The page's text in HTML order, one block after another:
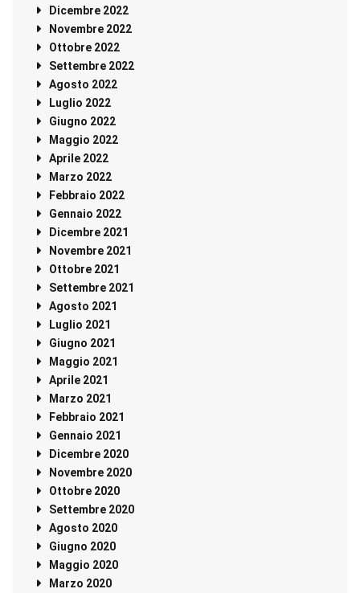
Dicembre 2022
Novembre 2022
Ottobre 2022
Settembre 2022
Agosto 2022
Luglio 2022
Giugno 2022
Maggio 2022
Aprile 2022
Marzo 2022
Febbraio 2022
Gennaio 2022
Dicembre 2021
Novembre 2021
Ottobre 2021
Settembre 2021
Agosto 2021
Luglio 2021
Giugno 2021
Maggio 2021
Aprile 2021
Marzo 2021
Febbraio 2021
Gennaio 2021
Dicembre 2020
Novembre 2020
Ottobre 2020
Settembre 2020
Agosto 2020
Giugno 2020
Maggio 2020
Marzo 2020